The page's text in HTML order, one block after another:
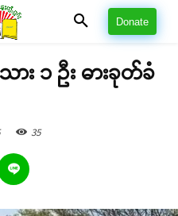
Donate
း ၁ ဦး ဓားခုတ်ခံ
35